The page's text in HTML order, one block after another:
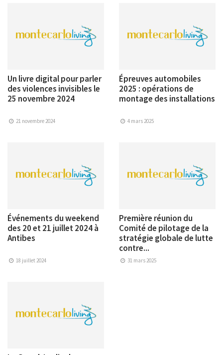
Un livre digital pour parler
des violences invisibles le
25 novembre 2024
21 novembre 2024
Épreuves automobiles
2025 : opérations de
montage des installations
4 mars 2025
Événements du weekend
des 20 et 21 juillet 2024 à
Antibes
18 juillet 2024
Première réunion du
Comité de pilotage de la
stratégie globale de lutte
contre...
31 mars 2025